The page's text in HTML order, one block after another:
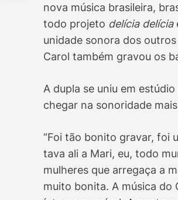
nova música brasileira,
todo projeto delícia delícia
unidade sonora dos
Carol também gravou os
A dupla se uniu em
chegar na sonoridade
“Foi tão bonito gravar, foi
tava ali a Mari, eu, todo
mulheres que arregaça a
muito bonita. A música do